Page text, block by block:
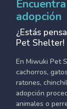
adopción
¿Estás
Pet Shelter!
En Miwuki Pet
cachorros,
ratones,
adopción
animales o